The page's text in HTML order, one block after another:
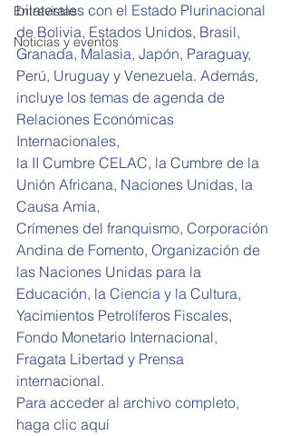
Entrevistas
Noticias y eventos
bilaterales con el Estado Plurinacional
de Bolivia, Estados Unidos, Brasil,
Granada, Malasia, Japón, Paraguay,
Perú, Uruguay y Venezuela. Además,
incluye los temas de agenda de
Relaciones Económicas
Internacionales,
la II Cumbre CELAC, la Cumbre de la
Unión Africana, Naciones Unidas, la
Causa Amia,
Crímenes del franquismo, Corporación
Andina de Fomento, Organización de
las Naciones Unidas para la
Educación, la Ciencia y la Cultura,
Yacimientos Petrolíferos Fiscales,
Fondo Monetario Internacional,
Fragata Libertad y Prensa
internacional.
Para acceder al archivo completo,
haga clic aquí